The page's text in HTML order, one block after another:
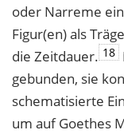
oder Narreme
Figur(en) als
die Zeitdauer. 18
gebunden, sie
schematisierte
um auf Goethes